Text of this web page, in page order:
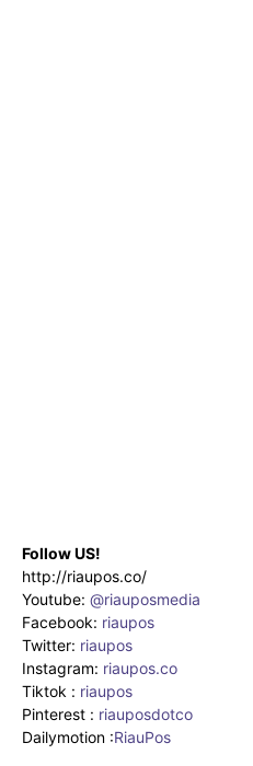
Follow US!
http://riaupos.co/
Youtube: @riauposmedia
Facebook: riaupos
Twitter: riaupos
Instagram: riaupos.co
Tiktok : riaupos
Pinterest : riauposdotco
Dailymotion :RiauPos